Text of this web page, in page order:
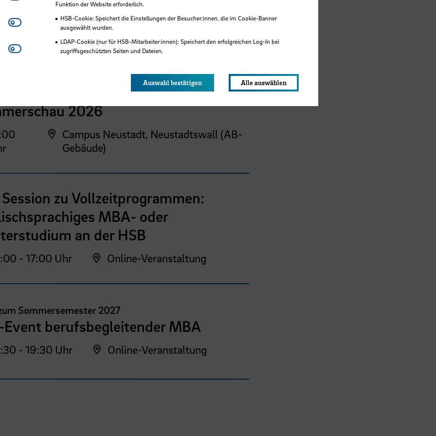
HSB
der School of Architecture Bremen
2026
Campus Neustadt, Neustadtswall (AB-
Gebäude)
zu Vollzeitprogrammen:
MBA- oder
an der HSB
- 17:00 Uhr Online-Veranstaltung
Sommersemester 2027
berufsbegleitender MBA
- 19:30 Uhr Online-Veranstaltung
Funktion der Website erforderlich.
HSB-Cookie: Speichert die Einstellungen der Besucher:innen, die im Cookie-Banner
ausgewählt wurden.
LDAP-Cookie (nur für HSB-Mitarbeiter:innen): Speichert den erfolgreichen Log-In bei
zugriffsgeschützten Seiten und Dateien.
Matomo
Youtube
Auswahl bestätigen Alle auswählen